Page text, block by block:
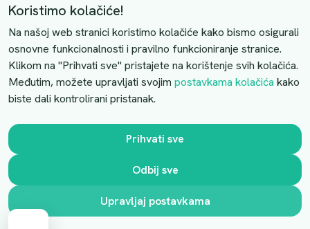
Način plaćanja
Dostava
Povrati i otkazivanje
Uslovi kupovine
Kontaktirajte nas
Slobodno nas kontaktirajte putem e-maila:
luprivpharm@luprivpharm.com
Ova stranica je zaštićena reCAPTCHA sustavom
Koristimo kolačiće!
Na našoj web stranici koristimo kolačiće kako bismo osigurali
osnovne funkcionalnosti i pravilno funkcioniranje stranice.
Klikom na "Prihvati sve" pristajete na korištenje svih kolačića.
Međutim, možete upravljati svojim postavkama kolačića kako
biste dali kontrolirani pristanak.
Prihvati sve
Odbij sve
Upravljaj postavkama